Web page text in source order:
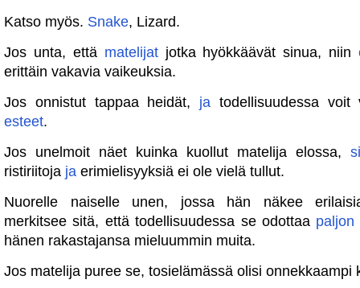
Katso myös. Snake, Lizard.
Jos unta, että matelijatjotka hyökkäävät sinua, niin
erittäin vakavia vaikeuksia.
Jos onnistut tappaa heidät, ja todellisuudessa voit
esteet.
Jos unelmoit näet kuinka kuollut matelija elossa,
ristiriitoja ja erimielisyyksiä ei ole vielä tullut.
Nuorelle naiselle unen, jossa hän näkee
merkitsee sitä, että todellisuudessa se odottaa paljon
hänen rakastajansa mieluummin muita.
Jos matelija puree se, tosielämässä olisi onnekkaampi